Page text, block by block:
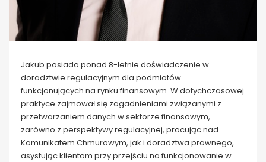
Jakub posiada ponad 8-letnie doświadczenie w
doradztwie regulacyjnym dla podmiotów
funkcjonujących na rynku finansowym. W dotychczasowej
praktyce zajmował się zagadnieniami związanymi z
przetwarzaniem danych w sektorze finansowym,
zarówno z perspektywy regulacyjnej, pracując nad
Komunikatem Chmurowym, jak i doradztwa prawnego,
asystując klientom przy przejściu na funkcjonowanie w